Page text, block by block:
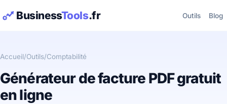
BusinessTools.fr Outils Blog
Accueil/Outils/Comptabilité
Générateur de facture PDF gratuit
en ligne